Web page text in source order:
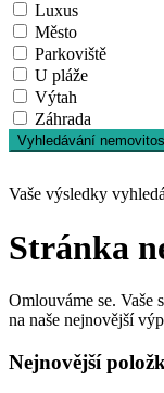
Luxus
Město
Parkoviště
U pláže
Výtah
Záhrada
Vyhledávání
Vaše výsledky
Stránka
Omlouváme se. Vaše
na naše nejnovější
Nejnovější